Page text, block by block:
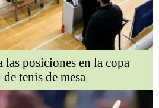
las posiciones en la copa
tenis de mesa